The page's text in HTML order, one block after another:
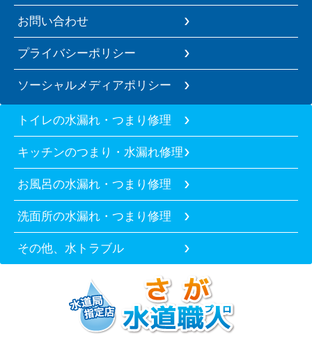
お問い合わせ
プライバシーポリシー
ソーシャルメディアポリシー
トイレの水漏れ・つまり修理
キッチンのつまり・水漏れ修理
お風呂の水漏れ・つまり修理
洗面所の水漏れ・つまり修理
その他、水トラブル